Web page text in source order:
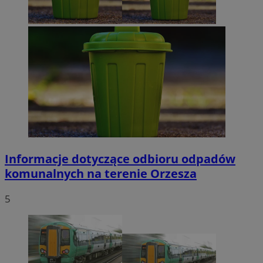
Informacje dotyczące odbioru odpadów
komunalnych na terenie Orzesza
5
VISITOR_PRIVACY_METADATA
YouTube
.youtube.com
5 miesięcy 4